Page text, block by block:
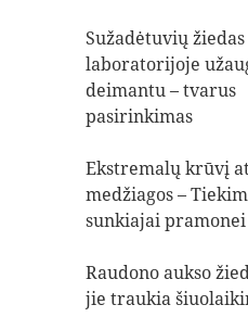
Sužadėtuvių žiedas
laboratorijoje
deimantu – tvarus
pasirinkimas
Ekstremalų krūvį
medžiagos –
sunkiajai pramonei
Raudono aukso
jie traukia